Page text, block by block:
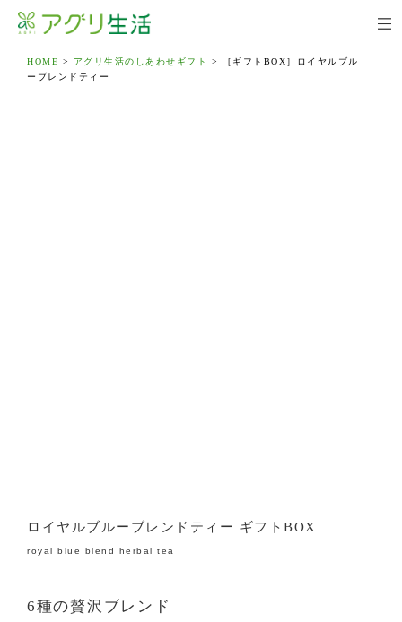
HOME > アグリ生活のしあわせギフト >
［ギフトBOX］ロイヤルブル
ーブレンドティー
ロイヤルブルーブレンドティー ギフトBOX
royal blue blend herbal tea
6種の贅沢ブレンド